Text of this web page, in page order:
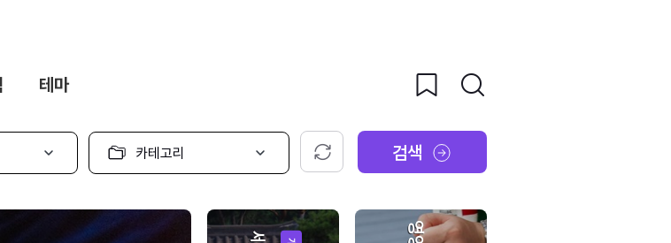
테마
카
고
선
택
초기화 검색